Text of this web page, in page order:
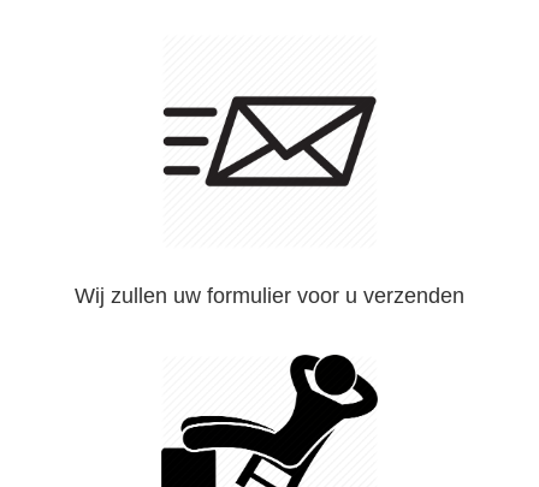
Wij zullen uw formulier voor u verzenden